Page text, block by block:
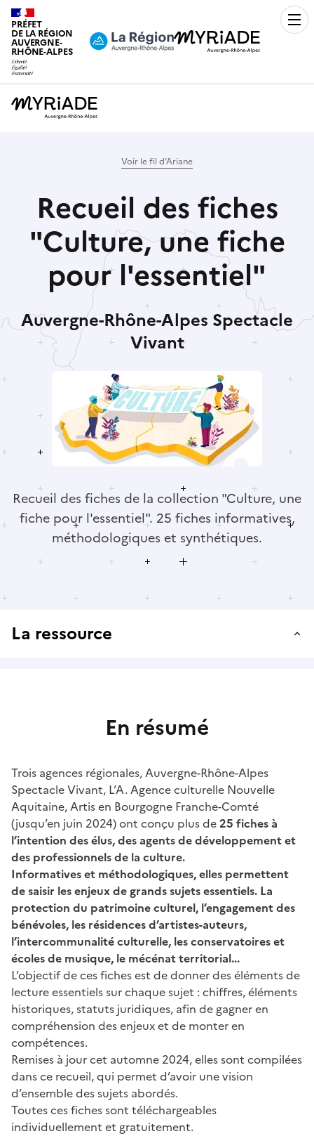
PRÉFET
DE LA RÉGION
AUVERGNE-
RHÔNE-ALPES
Voir le fil d’Ariane
Recueil des fiches
"Culture, une fiche
pour l'essentiel"
Auvergne-Rhône-Alpes Spectacle
Vivant
Recueil des fiches de la collection "Culture, une
fiche pour l'essentiel". 25 fiches informatives,
méthodologiques et synthétiques.
La ressource
En résumé
Trois agences régionales, Auvergne-Rhône-Alpes
Spectacle Vivant, L’A. Agence culturelle Nouvelle
Aquitaine, Artis en Bourgogne Franche-Comté
(jusqu’en juin 2024) ont conçu plus de25 fiches à
l’intention des élus, des agents de développement et
des professionnels de la culture.
Informatives et méthodologiques, elles permettent
de saisir les enjeux de grands sujets essentiels. La
protection du patrimoine culturel, l’engagement des
bénévoles, les résidences d’artistes-auteurs,
l’intercommunalité culturelle, les conservatoires et
écoles de musique, le mécénat territorial...
L’objectif de ces fiches est de donner des éléments de
lecture essentiels sur chaque sujet : chiffres, éléments
historiques, statuts juridiques, afin de gagner en
compréhension des enjeux et de monter en
compétences.
Remises à jour cet automne 2024, elles sont compilées
dans ce recueil, qui permet d’avoir une vision
d’ensemble des sujets abordés.
Toutes ces fiches sont téléchargeables
individuellement et gratuitement.